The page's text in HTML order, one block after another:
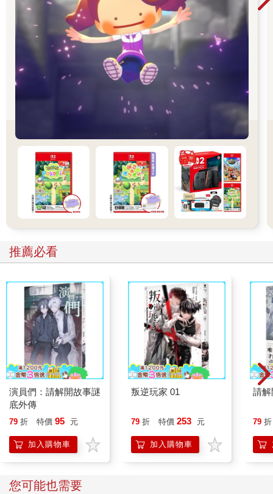
推薦必看
演員們：請解開故事謎
底外傳
79 折 特價 95 元
加入購物車
叛逆玩家 01
79 折 特價 253 元
加入購物車
請解
79 折
您可能也需要